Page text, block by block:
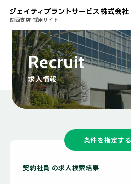
関西支店 採用サイト
Recruit
求人情報
条件を指定する
契約社員 の求人検索結果